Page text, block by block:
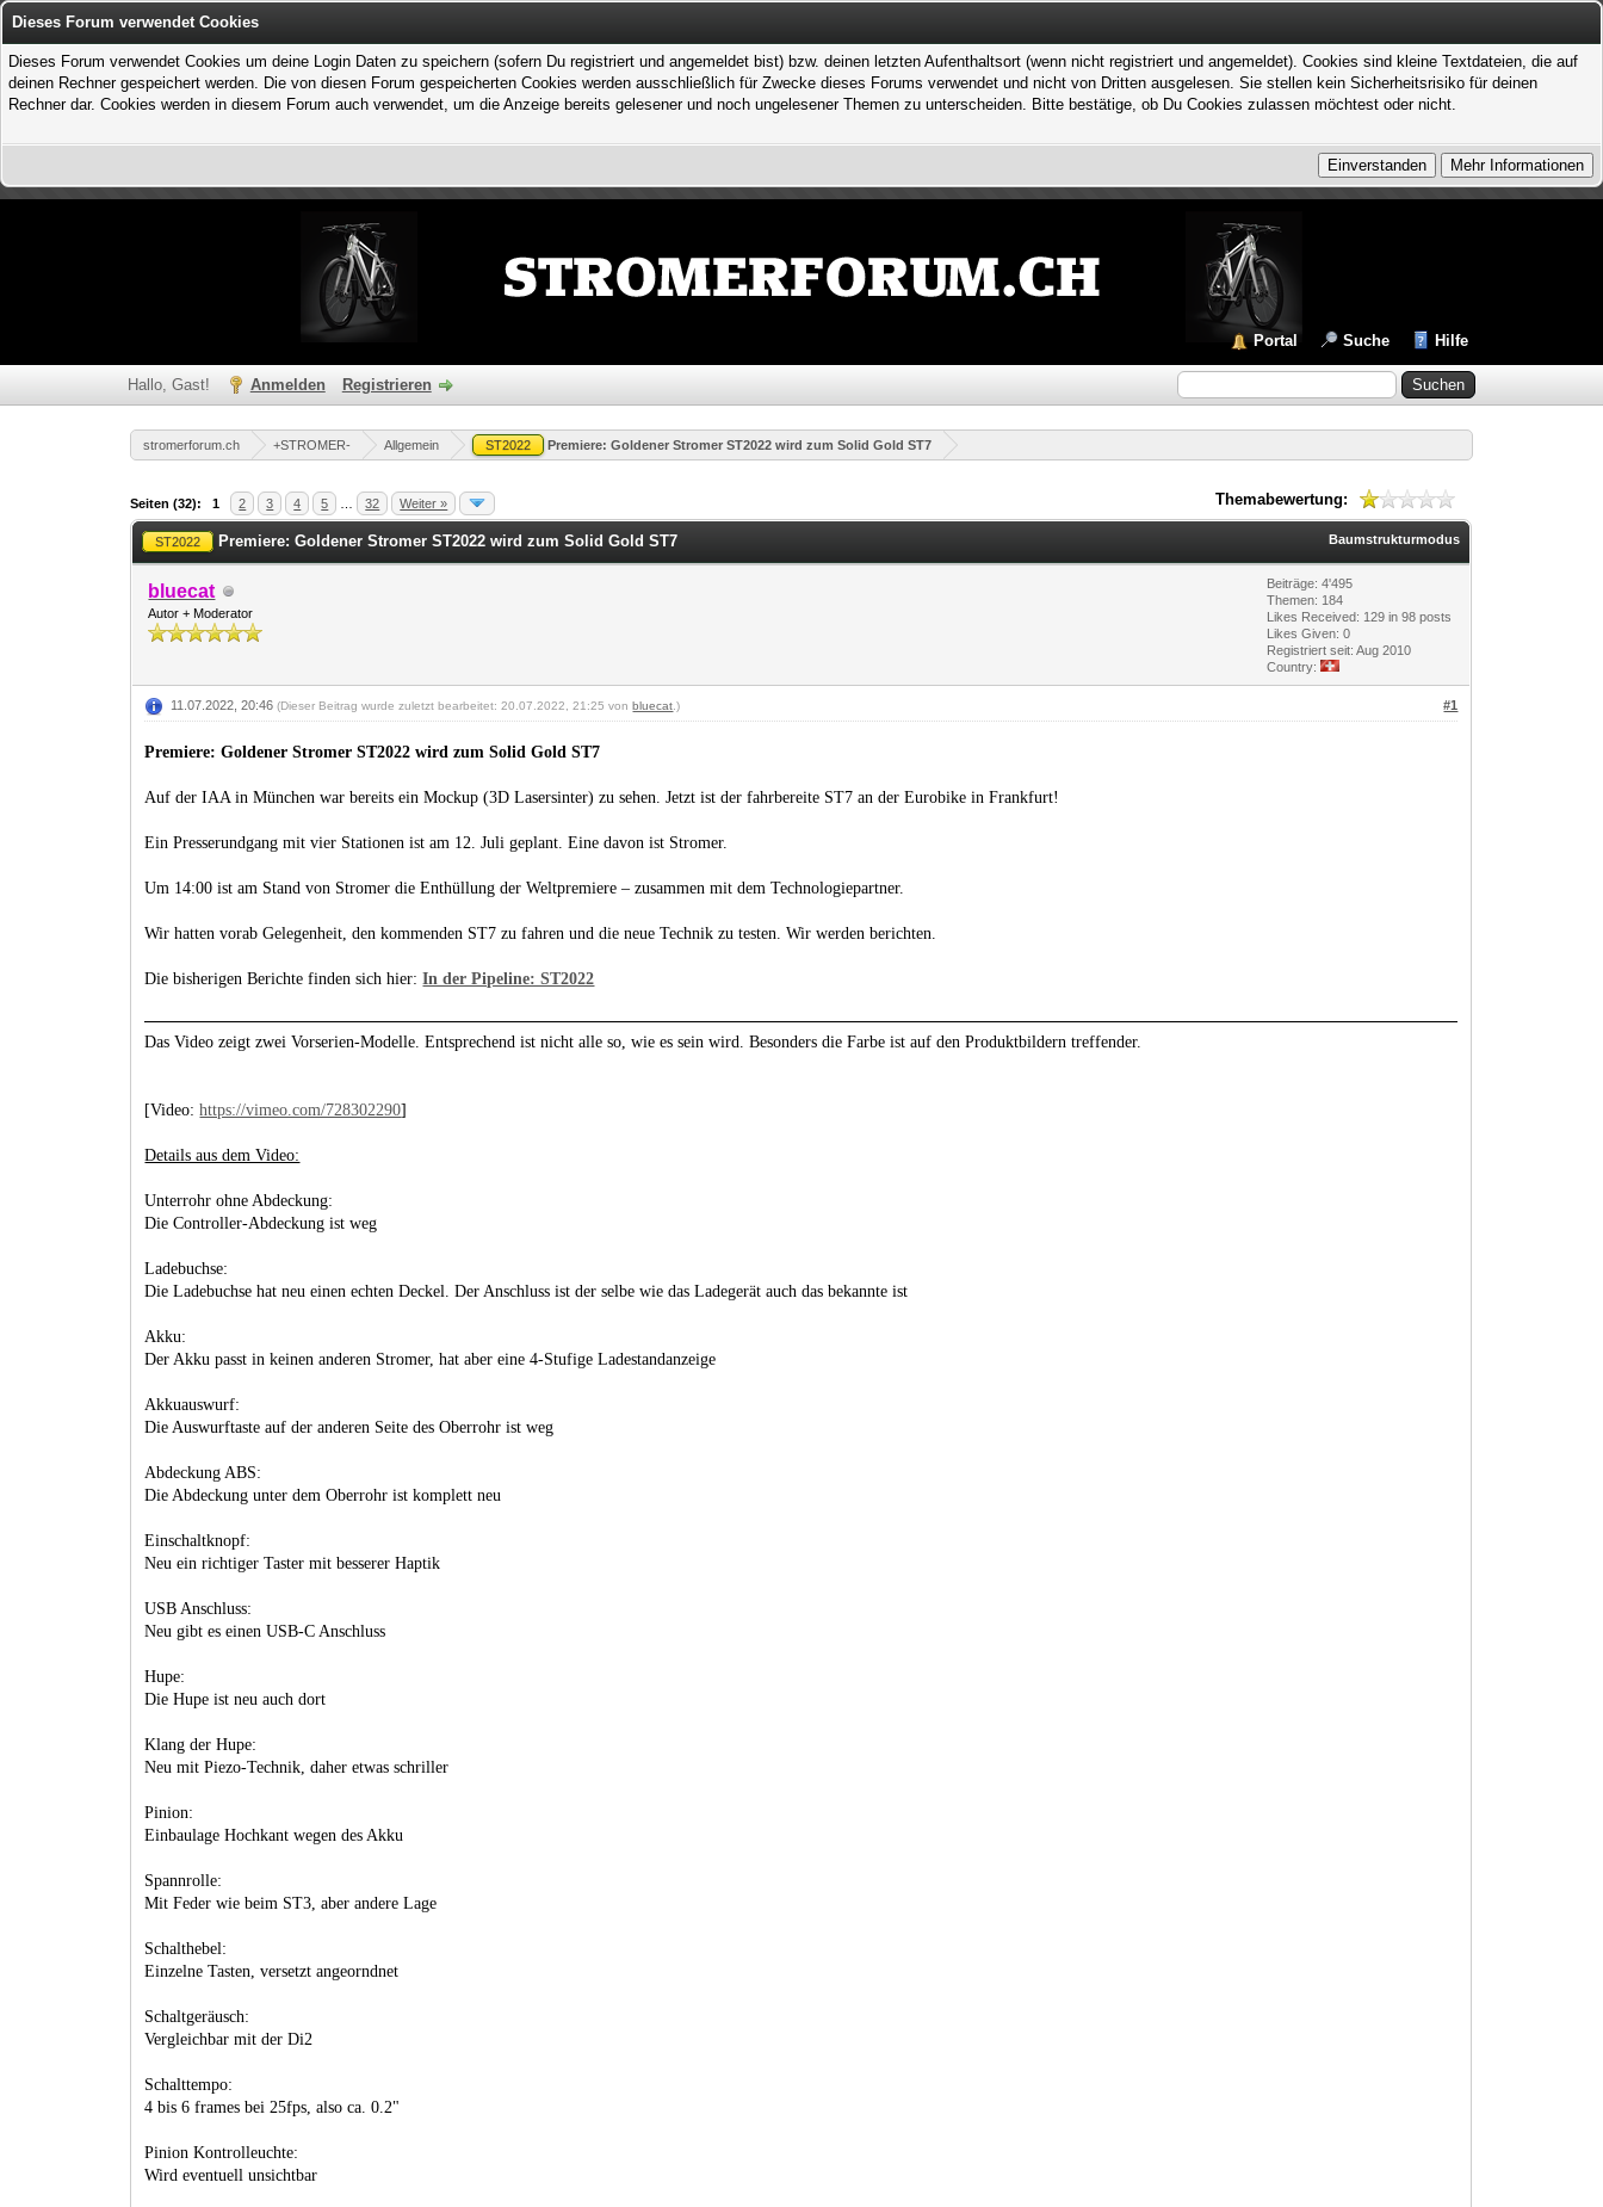
Dieses Forum verwendet Cookies
Dieses Forum verwendet Cookies um deine Login Daten zu speichern (sofern Du registriert und angemeldet bist) bzw. deinen letzten Aufenthaltsort (wenn nicht registriert und angemeldet). Cookies sind kleine Textdateien, die auf
deinen Rechner gespeichert werden. Die von diesen Forum gespeicherten Cookies werden ausschließlich für Zwecke dieses Forums verwendet und nicht von Dritten ausgelesen. Sie stellen kein Sicherheitsrisiko für deinen
Rechner dar. Cookies werden in diesem Forum auch verwendet, um die Anzeige bereits gelesener und noch ungelesener Themen zu unterscheiden. Bitte bestätige, ob Du Cookies zulassen möchtest oder nicht.
Portal Suche Hilfe
Hallo, Gast! Anmelden Registrieren
stromerforum.ch +STROMER- Allgemein ST2022 Premiere: Goldener Stromer ST2022 wird zum Solid Gold ST7
Seiten (32): 1 2 3 4 5 32 Weiter » Themabewertung:
1 Bewertung(en) - 1 im Durchschnitt
1
2
3
4
5
Baumstrukturmodus
ST2022 Premiere: Goldener Stromer ST2022 wird zum Solid Gold ST7
bluecat
Autor + Moderator
Beiträge: 4'495
Themen: 184
Likes Received: 129 in 98 posts
Likes Given: 0
Registriert seit: Aug 2010
Country:
#1
11.07.2022, 20:46(Dieser Beitrag wurde zuletzt bearbeitet: 20.07.2022, 21:25 vonbluecat .)
Premiere: Goldener Stromer ST2022 wird zum Solid Gold ST7
Auf der IAA in München war bereits ein Mockup (3D Lasersinter) zu sehen. Jetzt ist der fahrbereite ST7 an der Eurobike in Frankfurt!
Ein Presserundgang mit vier Stationen ist am 12. Juli geplant. Eine davon ist Stromer.
Um 14:00 ist am Stand von Stromer die Enthüllung der Weltpremiere – zusammen mit dem Technologiepartner.
Wir hatten vorab Gelegenheit, den kommenden ST7 zu fahren und die neue Technik zu testen. Wir werden berichten.
Die bisherigen Berichte finden sich hier:In der Pipeline: ST2022
Das Video zeigt zwei Vorserien-Modelle. Entsprechend ist nicht alle so, wie es sein wird. Besonders die Farbe ist auf den Produktbildern treffender.
[Video:https://vimeo.com/728302290]
Details aus dem Video:
Unterrohr ohne Abdeckung:
Die Controller-Abdeckung ist weg
Ladebuchse:
Die Ladebuchse hat neu einen echten Deckel. Der Anschluss ist der selbe wie das Ladegerät auch das bekannte ist
Akku:
Der Akku passt in keinen anderen Stromer, hat aber eine 4-Stufige Ladestandanzeige
Akkuauswurf:
Die Auswurftaste auf der anderen Seite des Oberrohr ist weg
Abdeckung ABS:
Die Abdeckung unter dem Oberrohr ist komplett neu
Einschaltknopf:
Neu ein richtiger Taster mit besserer Haptik
USB Anschluss:
Neu gibt es einen USB-C Anschluss
Hupe:
Die Hupe ist neu auch dort
Klang der Hupe:
Neu mit Piezo-Technik, daher etwas schriller
Pinion:
Einbaulage Hochkant wegen des Akku
Spannrolle:
Mit Feder wie beim ST3, aber andere Lage
Schalthebel:
Einzelne Tasten, versetzt angeorndnet
Schaltgeräusch:
Vergleichbar mit der Di2
Schalttempo:
4 bis 6 frames bei 25fps, also ca. 0.2"
Pinion Kontrolleuchte:
Wird eventuell unsichtbar